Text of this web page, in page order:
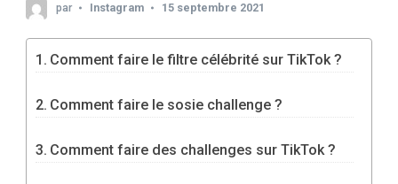
par Instagram 15 septembre 2021
Comment faire le filtre célébrité sur TikTok ?
Comment faire le sosie challenge ?
Comment faire des challenges sur TikTok ?